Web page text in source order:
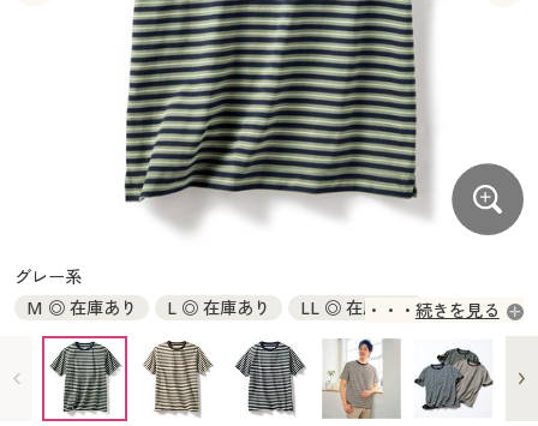
カーテン・ラグ・ファブリック
制服・学生服
ジュニア・ティーンズ下着
大きいサイズ通販すべて
大きいサイズ レディース服
大きいサイズ レディース下着
大きいサイズ メンズ
大きいサイズ 事務・制服
バーゲンセール
シークレットセール
商品カテゴリ一覧
カタログ・チラシからのご注文
デジタルカタログ
カタログ無料プレゼント
ジュニア・ティーンズ下着
大きいサイズ レディース服
大きいサイズ レディース下着
大きいサイズ メンズ
大きいサイズ 事務・制服
バーゲンセール
シークレットセール
商品カテゴリ一覧
カタログ・チラシからのご注文
カタログ無料プレゼント
会員メニュー
グレー系
M ◎ 在庫あり
L ◎ 在庫あり
LL ◎ 在庫あり
3L ◎ 在庫あり
5L ◎ 在庫あり
続きを見る